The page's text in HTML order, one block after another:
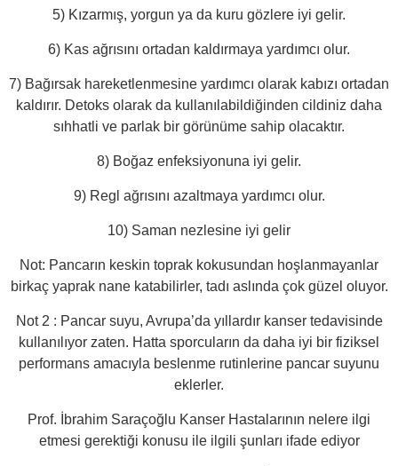
5) Kızarmış, yorgun ya da kuru gözlere iyi gelir.
6) Kas ağrısını ortadan kaldırmaya yardımcı olur.
7) Bağırsak hareketlenmesine yardımcı olarak kabızı ortadan
kaldırır. Detoks olarak da kullanılabildiğinden cildiniz daha
sıhhatli ve parlak bir görünüme sahip olacaktır.
8) Boğaz enfeksiyonuna iyi gelir.
9) Regl ağrısını azaltmaya yardımcı olur.
10) Saman nezlesine iyi gelir
Not: Pancarın keskin toprak kokusundan hoşlanmayanlar
birkaç yaprak nane katabilirler, tadı aslında çok güzel oluyor.
Not 2 : Pancar suyu, Avrupa’da yıllardır kanser tedavisinde
kullanılıyor zaten. Hatta sporcuların da daha iyi bir fiziksel
performans amacıyla beslenme rutinlerine pancar suyunu
eklerler.
Prof. İbrahim Saraçoğlu Kanser Hastalarının nelere ilgi
etmesi gerektiği konusu ile ilgili şunları ifade ediyor